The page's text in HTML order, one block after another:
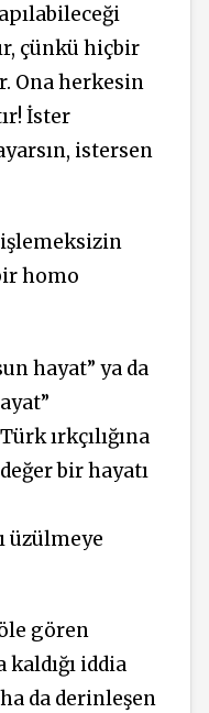
çünkü hiçbir
Ona herkesin
İster
istersen
homo
hayat” ya da
ırkçılığına
bir hayatı
üzülmeye
gören
iddia
da derinleşen